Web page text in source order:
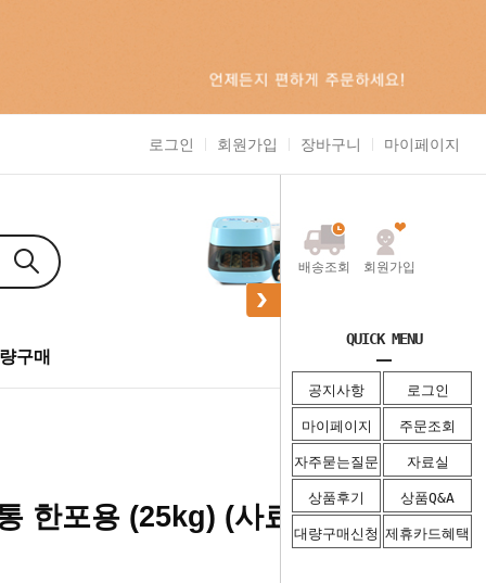
배송조회 회원가입
QUICK MENU
공지사항 로그인
마이페이지 주문조회
자주묻는질문 자료실
상품후기 상품Q&A
대량구매신청 제휴카드혜택
로그인 회원가입 장바구니 마이페이지
구매
한포용 (25kg) (사료통) 모든 조